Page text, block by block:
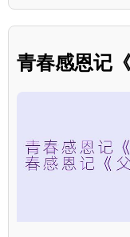
青春感恩记